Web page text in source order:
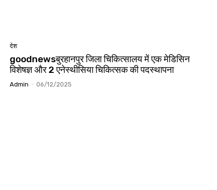
देश
goodnewsबुरहानपुर जिला चिकित्सालय में एक मेडिसिन
विशेषज्ञ और 2 एनेस्थीसिया चिकित्सक की पदस्थापना
Admin - 06/12/2025